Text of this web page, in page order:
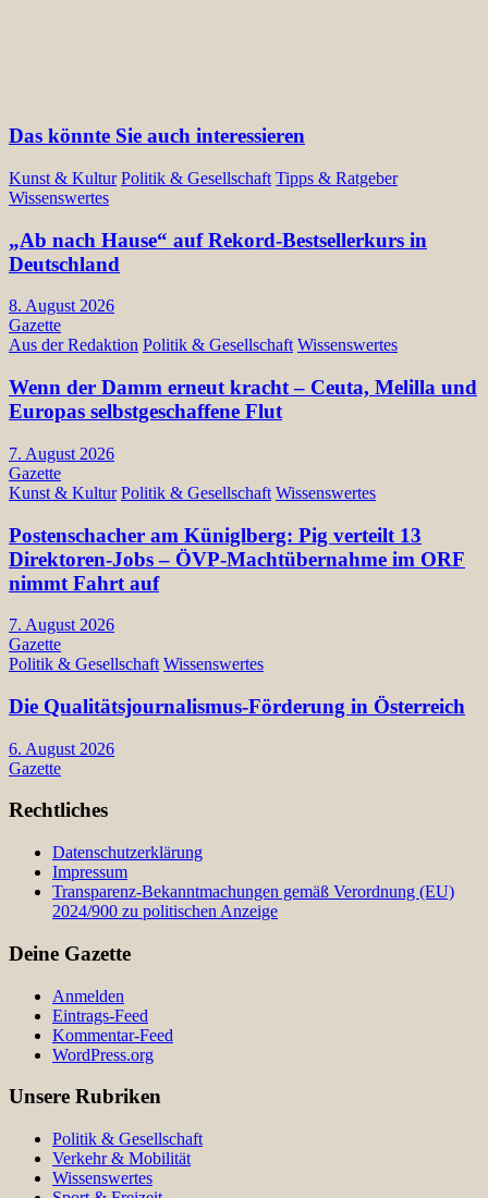
Das könnte Sie auch interessieren
Kunst & Kultur Politik & Gesellschaft Tipps & Ratgeber
Wissenswertes
„Ab nach Hause“ auf Rekord-Bestsellerkurs in
Deutschland
8. August 2026
Gazette
Aus der Redaktion Politik & Gesellschaft Wissenswertes
Wenn der Damm erneut kracht – Ceuta, Melilla und
Europas selbstgeschaffene Flut
7. August 2026
Gazette
Kunst & Kultur Politik & Gesellschaft Wissenswertes
Postenschacher am Küniglberg: Pig verteilt 13
Direktoren-Jobs – ÖVP-Machtübernahme im ORF
nimmt Fahrt auf
7. August 2026
Gazette
Politik & Gesellschaft Wissenswertes
Die Qualitätsjournalismus-Förderung in Österreich
6. August 2026
Gazette
Rechtliches
Datenschutzerklärung
Impressum
Transparenz-Bekanntmachungen gemäß Verordnung (EU)
2024/900 zu politischen Anzeige
Deine Gazette
Anmelden
Eintrags-Feed
Kommentar-Feed
WordPress.org
Unsere Rubriken
Politik & Gesellschaft
Verkehr & Mobilität
Wissenswertes